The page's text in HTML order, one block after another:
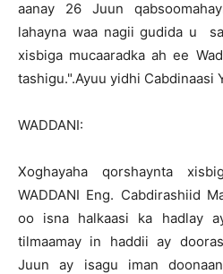
aanay 26 Juun
lahayna waa nagii gudida u
xisbiga mucaaradka ah ee
tashigu.".Ayuu yidhi Cabdinaasi
WADDANI:
Xoghayaha qorshaynta
WADDANI Eng. Cabdirashiid
oo isna halkaasi ka hadlay
tilmaamay in haddii ay
Juun ay isagu iman